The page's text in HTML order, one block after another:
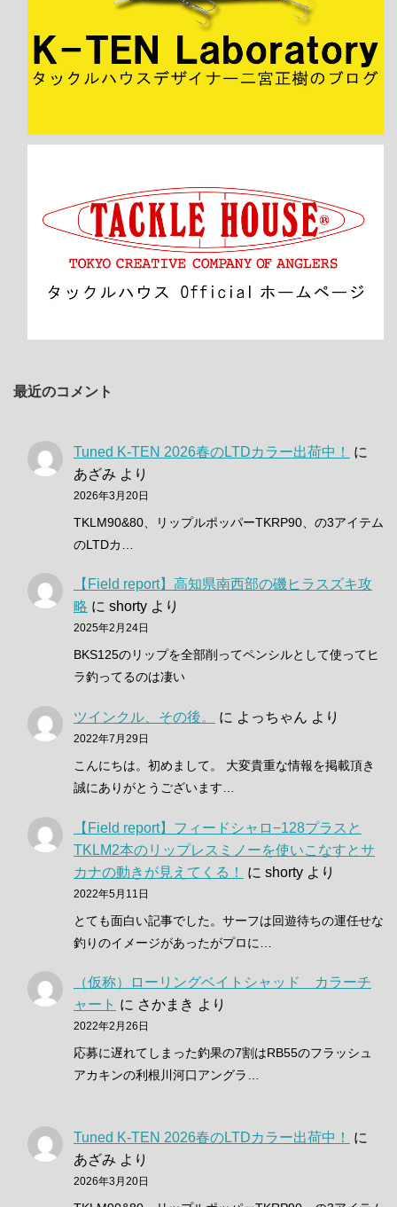
最近のコメント
Tuned K-TEN 2026春のLTDカラー出荷中！
に
あざみ より
2026年3月20日
TKLM90&80、リップルポッパーTKRP90、の3アイテム
のLTDカ…
【Field report】高知県南西部の磯ヒラスズキ攻
略 に shorty より
2025年2月24日
BKS125のリップを全部削ってペンシルとして使ってヒ
ラ釣ってるのは凄い
ツインクル、その後。 に よっちゃん より
2022年7月29日
こんにちは。初めまして。 大変貴重な情報を掲載頂き
誠にありがとうございます…
【Field report】フィードシャロ−128プラスと
TKLM2本のリップレスミノーを使いこなすとサ
カナの動きが見えてくる！
に shorty より
2022年5月11日
とても面白い記事でした。サーフは回遊待ちの運任せな
釣りのイメージがあったがプロに…
（仮称）ローリングベイトシャッド カラーチ
ャート に さかまき より
2022年2月26日
応募に遅れてしまった釣果の7割はRB55のフラッシュ
アカキンの利根川河口アングラ…
Tuned K-TEN 2026春のLTDカラー出荷中！
に
あざみ より
2026年3月20日